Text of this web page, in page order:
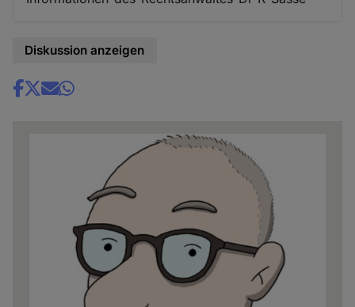
Diskussion anzeigen
Share